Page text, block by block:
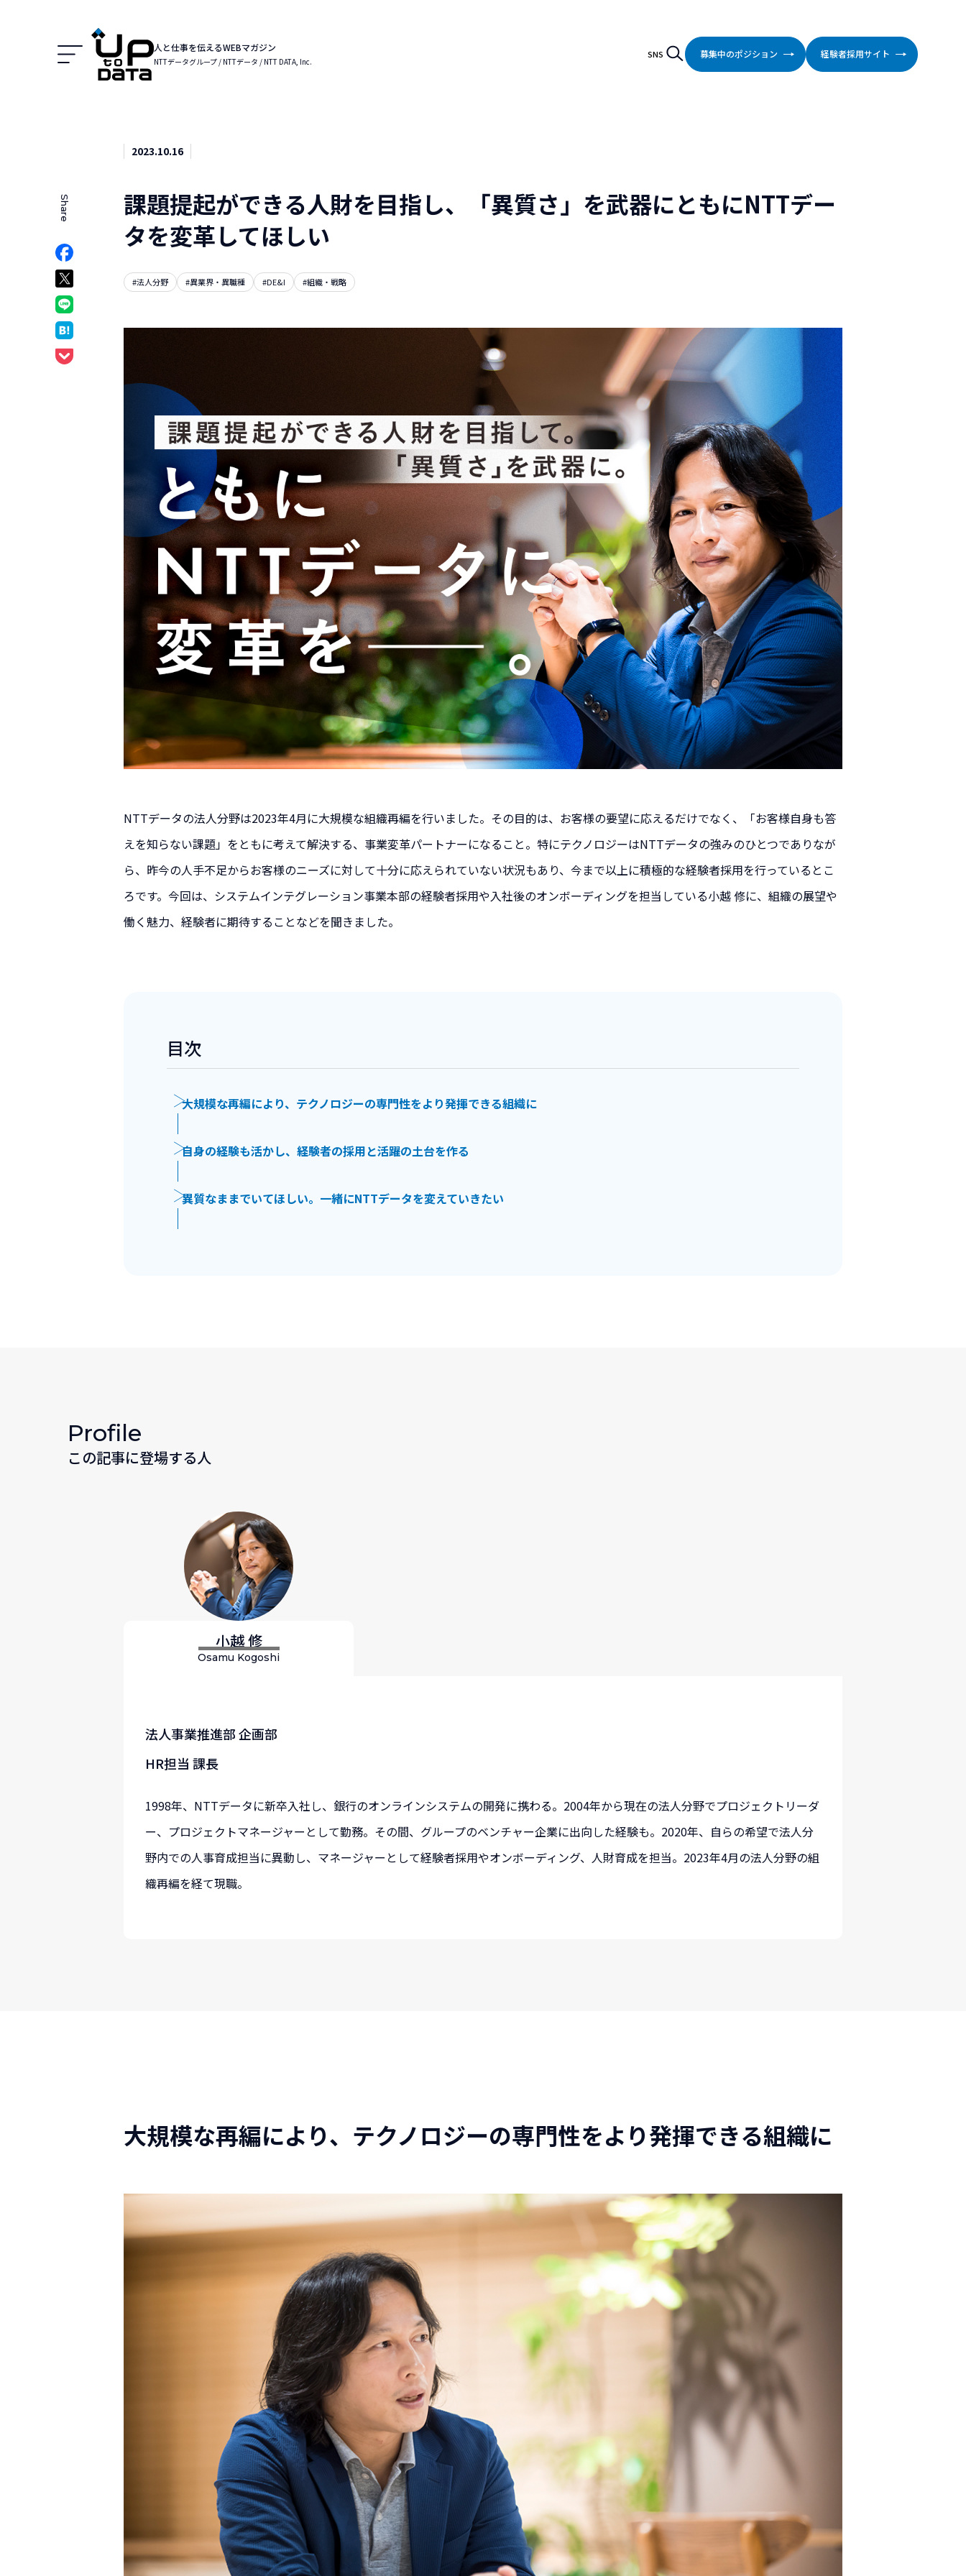
人と仕事を伝えるWEBマガジン
NTTデータグループ / NTTデータ / NTT DATA, Inc.
Menu
SNS 検索
Search
募集中のポジション 経験者採用サイト
2023.10.16
課題提起ができる人財を目指し、「異質さ」を武器にともにNTTデー
タを変革してほしい
#法人分野 #異業界・異職種 #DE&I #組織・戦略
Share
Xでシェア
NTTデータの法人分野は2023年4月に大規模な組織再編を行いました。その目的は、お客様の要望に応えるだけでなく、「お客様自身も答
えを知らない課題」をともに考えて解決する、事業変革パートナーになること。特にテクノロジーはNTTデータの強みのひとつでありなが
ら、昨今の人手不足からお客様のニーズに対して十分に応えられていない状況もあり、今まで以上に積極的な経験者採用を行っているとこ
ろです。今回は、システムインテグレーション事業本部の経験者採用や入社後のオンボーディングを担当している小越 修に、組織の展望や
働く魅力、経験者に期待することなどを聞きました。
目次
大規模な再編により、テクノロジーの専門性をより発揮できる組織に
自身の経験も活かし、経験者の採用と活躍の土台を作る
異質なままでいてほしい。一緒にNTTデータを変えていきたい
Profile
この記事に登場する人
小越 修
Osamu Kogoshi
法人事業推進部 企画部
HR担当 課長
1998年、NTTデータに新卒入社し、銀行のオンラインシステムの開発に携わる。2004年から現在の法人分野でプロジェクトリーダ
ー、プロジェクトマネージャーとして勤務。その間、グループのベンチャー企業に出向した経験も。2020年、自らの希望で法人分
野内での人事育成担当に異動し、マネージャーとして経験者採用やオンボーディング、人財育成を担当。2023年4月の法人分野の組
織再編を経て現職。
大規模な再編により、テクノロジーの専門性をより発揮できる組織に
ークでシェア